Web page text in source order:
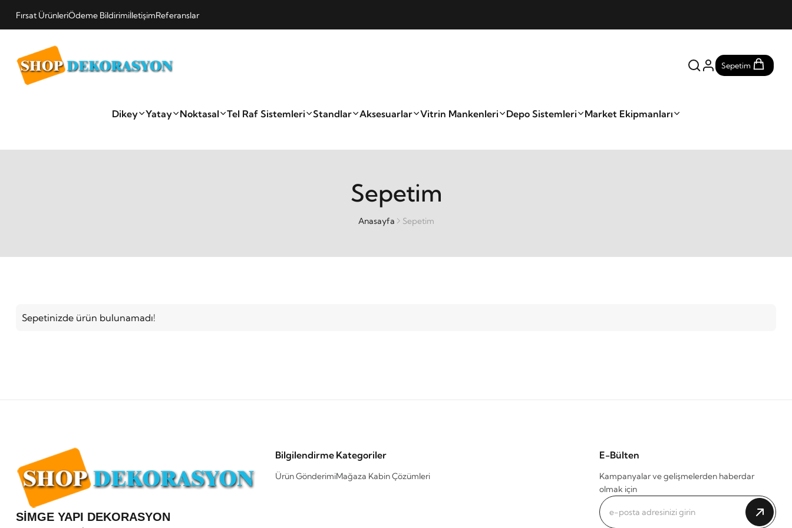
Fırsat ÜrünleriÖdeme BildirimiİletişimReferanslar
Sepetim
Dikey Yatay Noktasal Tel Raf Sistemleri Standlar Aksesuarlar Vitrin Mankenleri Depo Sistemleri Market Ekipmanları
Sepetim
Anasayfa Sepetim
Sepetinizde ürün bulunamadı!
SİMGE YAPI DEKORASYON
Bilgilendirme
Ürün Gönderimi
Kategoriler
Mağaza Kabin Çözümleri
E-Bülten
Kampanyalar ve gelişmelerden haberdar
olmak için